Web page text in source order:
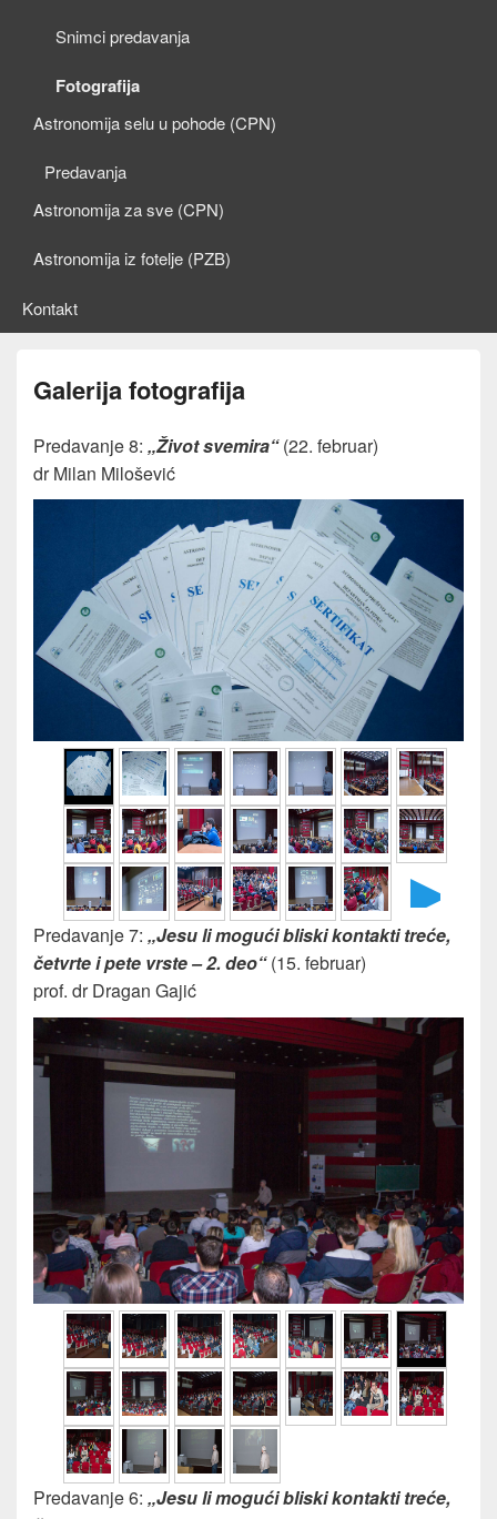
Snimci predavanja
Fotografija
Astronomija selu u pohode (CPN)
Predavanja
Astronomija za sve (CPN)
Astronomija iz fotelje (PZB)
Kontakt
Galerija fotografija
Predavanje 8: „Život svemira“(22. februar)
dr Milan Milošević
►
Predavanje 7: „Jesu li mogući bliski kontakti treće,
četvrte i pete vrste – 2. deo“(15. februar)
prof. dr Dragan Gajić
Predavanje 6: „Jesu li mogući bliski kontakti treće,